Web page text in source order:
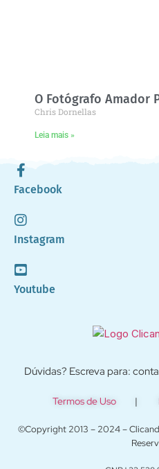
O Fotógrafo Amador
Chris Dornellas
Leia mais »
Facebook
Instagram
Youtube
Dúvidas? Escreva para:
Termos de Uso|
©Copyright 2013 – 2024 –